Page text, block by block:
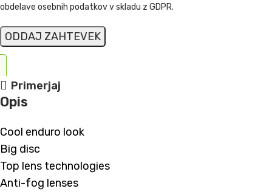
obdelave osebnih podatkov v skladu z GDPR.
Primerjaj
Opis
Cool enduro look
Big disc
Top lens technologies
Anti-fog lenses